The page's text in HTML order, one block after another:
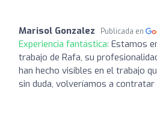
Marisol Gonzalez Publicada en
Experiencia fantástica: Estamos
trabajo de Rafa, su
han hecho visibles en el trabajo
sin duda, volveríamos a contratar